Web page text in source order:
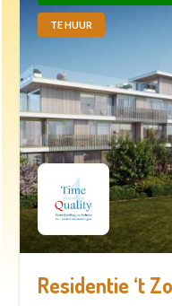
TE HUUR
Residentie ‘t